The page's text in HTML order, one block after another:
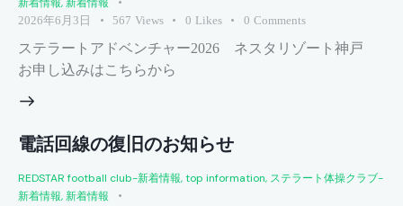
2026年6月3日 567 Views 0 Likes 0 Comments
ステラートアドベンチャー2026 ネスタリゾート神戸
お申し込みはこちらから
電話回線の復旧のお知らせ
REDSTAR football club-新着情報,top information, ステラート体操クラブ-
新着情報,新着情報